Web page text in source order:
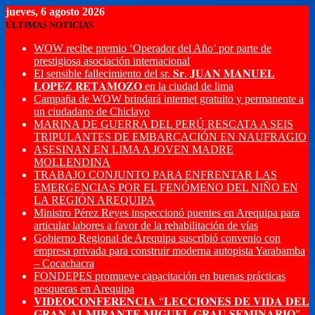
jueves, 6 agosto 2026
ÚLTIMAS NOTICIAS
WOW recibe premio ‘Operador del Año’ por parte de
prestigiosa asociación internacional
El sensible fallecimiento del sr. 𝐒𝐫. 𝐉𝐔𝐀𝐍 𝐌𝐀𝐍𝐔𝐄𝐋
𝐋𝐎𝐏𝐄𝐙 𝐑𝐄𝐓𝐀𝐌𝐎𝐙𝐎 en la ciudad de lima
Campaña de WOW brindará internet gratuito y permanente a
un ciudadano de Chiclayo
MARINA DE GUERRA DEL PERÚ RESCATA A SEIS
TRIPULANTES DE EMBARCACIÓN EN NAUFRAGIO
ASESINAN EN LIMA A JOVEN MADRE
MOLLENDINA
TRABAJO CONJUNTO PARA ENFRENTAR LAS
EMERGENCIAS POR EL FENÓMENO DEL NIÑO EN
LA REGIÓN AREQUIPA
Ministro Pérez Reyes inspeccionó puentes en Arequipa para
articular labores a favor de la rehabilitación de vías
Gobierno Regional de Arequipa suscribió convenio con
empresa privada para construir moderna autopista Yarabamba
– Cocachacra
FONDEPES promueve capacitación en buenas prácticas
pesqueras en Arequipa
𝐕𝐈𝐃𝐄𝐎𝐂𝐎𝐍𝐅𝐄𝐑𝐄𝐍𝐂𝐈𝐀 “𝐋𝐄𝐂𝐂𝐈𝐎𝐍𝐄𝐒 𝐃𝐄 𝐕𝐈𝐃𝐀 𝐃𝐄𝐋